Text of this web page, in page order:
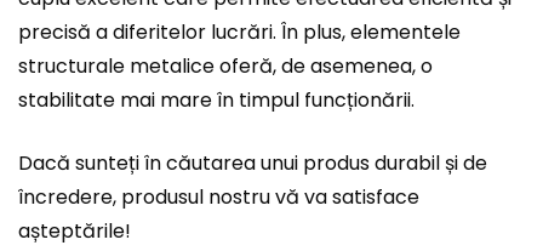
precisă a diferitelor lucrări. În plus, elementele
structurale metalice oferă, de asemenea, o
stabilitate mai mare în timpul funcționării.
Dacă sunteți în căutarea unui produs durabil și de
încredere, produsul nostru vă va satisface
așteptările!